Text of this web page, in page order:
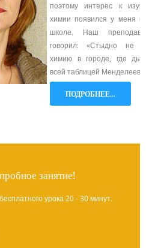
поэтому интерес к
химии появился у меня
школе. Наш
говорил: «Стыдно не
химию в городе, где
всей таблицей Менделеева».
ПОДРОБНЕЕ...
занятие!
урока 20 - 30 минут.